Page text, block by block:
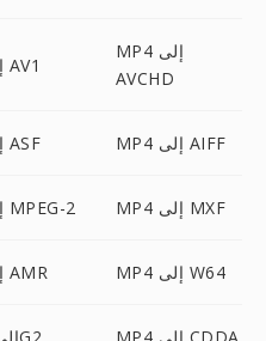
MP4 إلى AV1
MP4 إلى
AVCHD
MP4 إلى ASF MP4 إلى AIFF
MP4 إلى MPEG-2 MP4 إلى MXF
MP4 إلى AMR MP4 إلى W64